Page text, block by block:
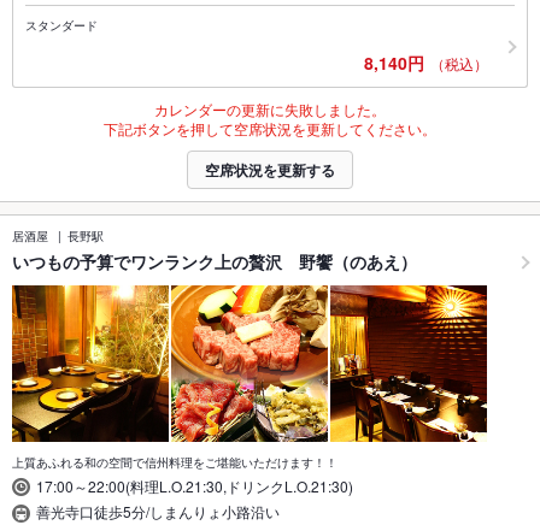
スタンダード
8,140円 （税込）
カレンダーの更新に失敗しました。
下記ボタンを押して空席状況を更新してください。
空席状況を更新する
居酒屋 長野駅
いつもの予算でワンランク上の贅沢 野饗（のあえ）
上質あふれる和の空間で信州料理をご堪能いただけます！！
17:00～22:00(料理L.O.21:30,ドリンクL.O.21:30)
善光寺口徒歩5分/しまんりょ小路沿い